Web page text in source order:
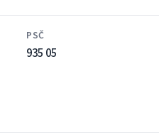
PSČ
935 05